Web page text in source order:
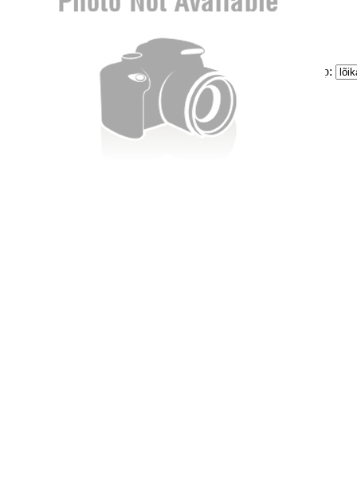
Kogus:
Paberi tüüp:
Lõike tüüp:
Eemalda kõik pildid tellimusest
Miinimum tellimus on 1.60 €